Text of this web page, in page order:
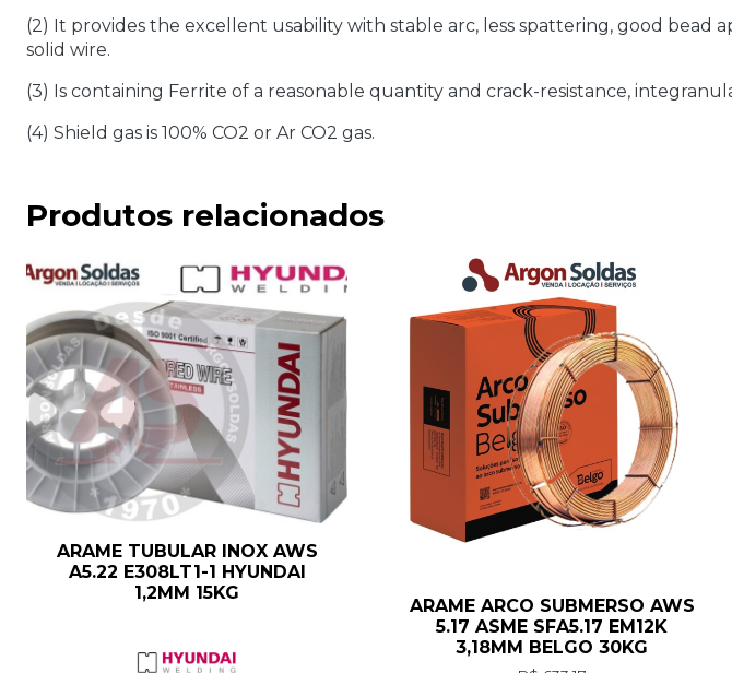
(2) It provides the excellent usability with stable arc, less spattering, good
solid wire.
(3) Is containing Ferrite of a reasonable quantity and crack-resistance,
(4) Shield gas is 100% CO2 or Ar CO2 gas.
Produtos relacionados
ARAME TUBULAR INOX AWS
A5.22 E308LT1-1 HYUNDAI
1,2MM 15KG
ARAME ARCO SUBMERSO AWS
5.17 ASME SFA5.17 EM12K
3,18MM BELGO 30KG